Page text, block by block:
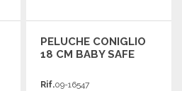
PELUCHE CONIGLIO
18 CM BABY SAFE
Rif.09-16547